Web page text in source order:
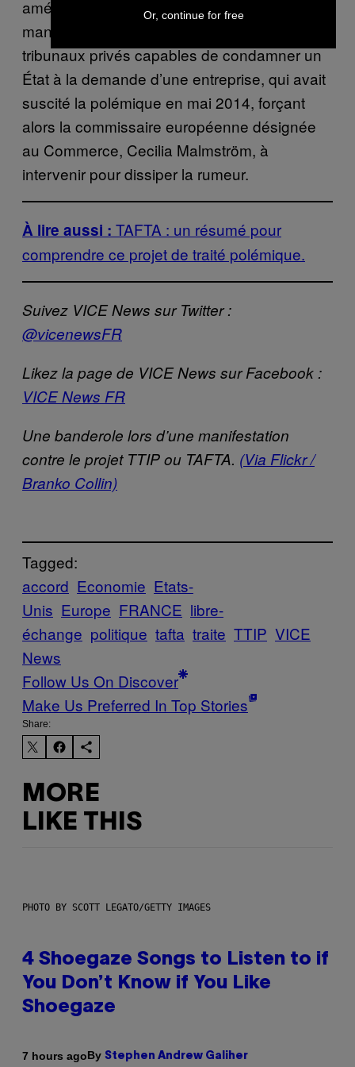
américaine — a souvent été évoqué lors des
manifestations. Il y a aussi eu la crainte de
tribunaux privés capables de condamner un
État à la demande d’une entreprise, qui avait
suscité la polémique en mai 2014, forçant
alors la commissaire européenne désignée
au Commerce, Cecilia Malmström, à
intervenir pour dissiper la rumeur.
À lire aussi : TAFTA : un résumé pour
comprendre ce projet de traité polémique.
Suivez VICE News sur Twitter :
@vicenewsFR
Likez la page de VICE News sur Facebook :
VICE News FR
Une banderole lors d’une manifestation
contre le projet TTIP ou TAFTA. (Via Flickr /
Branko Collin)
Tagged:
accord Economie Etats-
Unis Europe FRANCE libre-
échange politique tafta traite TTIP VICE
News
Follow Us On Discover
Make Us Preferred In Top Stories
Share:
MORE
LIKE THIS
PHOTO BY SCOTT LEGATO/GETTY IMAGES
4 Shoegaze Songs to Listen to if
You Don’t Know if You Like
Shoegaze
7 hours agoBy Stephen Andrew Galiher
Or, continue for free